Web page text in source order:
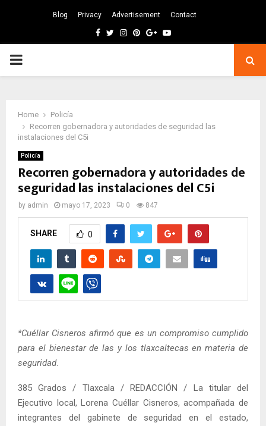
Blog Privacy Advertisement Contact
Facebook
TwitterInstagram
Pinterest
GoogleYoutube
PRIMARY
Home
Policía
Recorren gobernadora y autoridades de seguridad las
instalaciones del C5i
Policía
Recorren gobernadora y autoridades de
seguridad las instalaciones del C5i
by admin mayo 17, 2023 0 847
SHARE 0
*Cuéllar Cisneros afirmó que es un compromiso cumplido
para el bienestar de las y los tlaxcaltecas en materia de
seguridad.
385 Grados / Tlaxcala / REDACCIÓN / La titular del
Ejecutivo local, Lorena Cuéllar Cisneros, acompañada de
integrantes del gabinete de seguridad en el estado,